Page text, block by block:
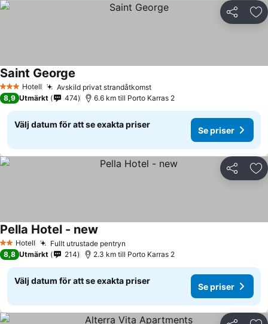
Dela
3 StjärnorHotell Avskild privat strandåtkomst
Saint George
8,9 Utmärkt 474 6.6 km till Porto Karras 2
Välj datum för att se exakta priser
Se priser
Dela
2 Stjärnor
Hotell Fullt utrustade pentryn
Pella Hotel - new
8,8 Utmärkt 214 2.3 km till Porto Karras 2
Välj datum för att se exakta priser
Se priser